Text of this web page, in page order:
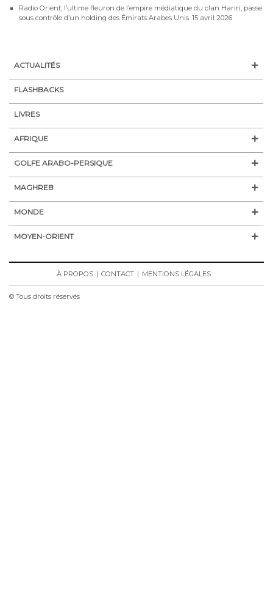
Radio Orient, l’ultime fleuron de l’empire médiatique du clan Hariri, passe
sous contrôle d’un holding des Émirats Arabes Unis. 15 avril 2026
ACTUALITÉS
FLASHBACKS
LIVRES
AFRIQUE
GOLFE ARABO-PERSIQUE
MAGHREB
MONDE
MOYEN-ORIENT
À PROPOS CONTACT MENTIONS LÉGALES
© Tous droits réservés